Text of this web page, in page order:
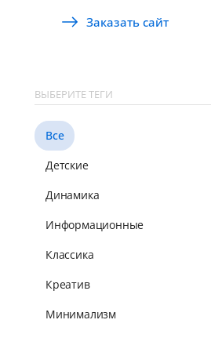
Заказать сайт
ВЫБЕРИТЕ ТЕГИ
Все
Детские
Динамика
Информационные
Классика
Креатив
Минимализм